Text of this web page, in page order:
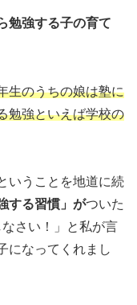
勉強する子の育て
生のうちの娘は塾に
勉強といえば学校の
いうことを地道に続
する習慣」がついた
さい！」と私が言
になってくれまし